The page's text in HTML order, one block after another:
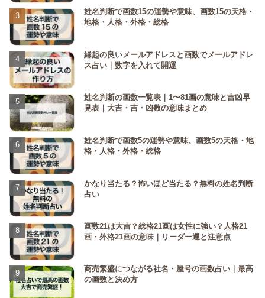
姓名判断で画数15の運勢や意味、画数15の天格・
地格・人格・外格・総格
縁起の良いメールアドレスと画数でメールアドレ
ス占い｜数字を入れて開運
姓名判断の画数一覧表｜1〜81画の意味と吉凶早
見表｜大吉・吉・凶数の意味まとめ
姓名判断で画数5の運勢や意味、画数5の天格・地
格・人格・外格・総格
かなり当たる？怖いほど当たる？無料の姓名判断
占い
画数21は大吉？総格21画は女性に強い？人格21
画・外格21画の意味｜リーダー運と注意点
商売繁盛につながる社名・屋号の画数占い｜最高
の画数と決め方